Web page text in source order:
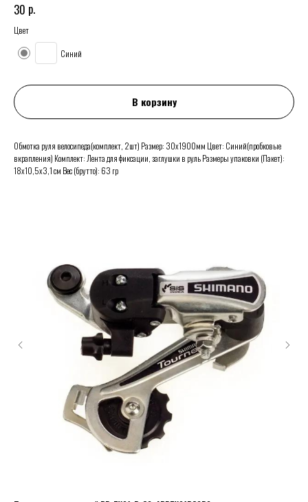
30 р.
Цвет
Синий
В корзину
Обмотка руля велосипеда(комплект, 2шт) Размер: 30х1900мм Цвет: Синий(пробковые
вкрапления) Комплект: Лента для фиксации, заглушки в руль Размеры упаковки (Пакет):
18х10,5х3,1 см Вес (брутто): 63 гр